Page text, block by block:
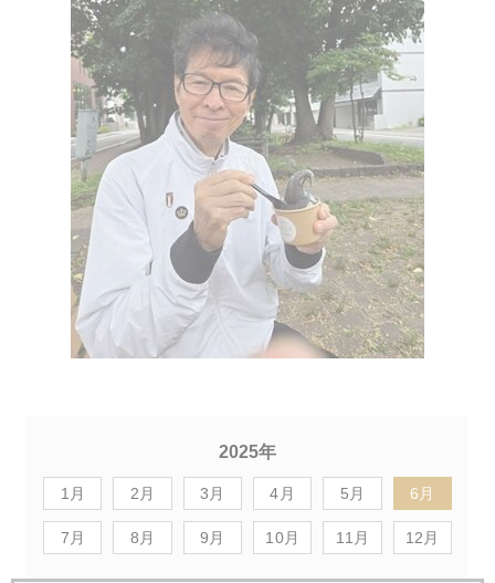
2025年
1月 2月 3月 4月 5月 6月
7月 8月 9月 10月 11月 12月